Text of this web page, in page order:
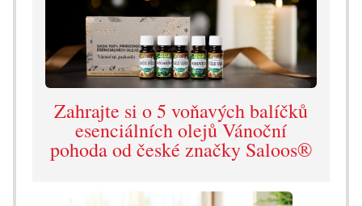
Zahrajte si o 5 voňavých balíčků
esenciálních olejů Vánoční
pohoda od české značky Saloos®